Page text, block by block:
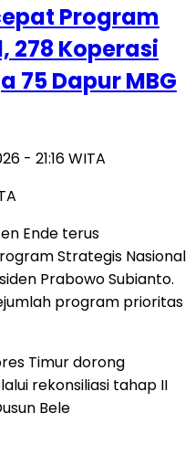
Program
278 Koperasi
75 Dapur MBG
- 21:16 WITA
Ende terus
Strategis Nasional
Prabowo Subianto.
program prioritas